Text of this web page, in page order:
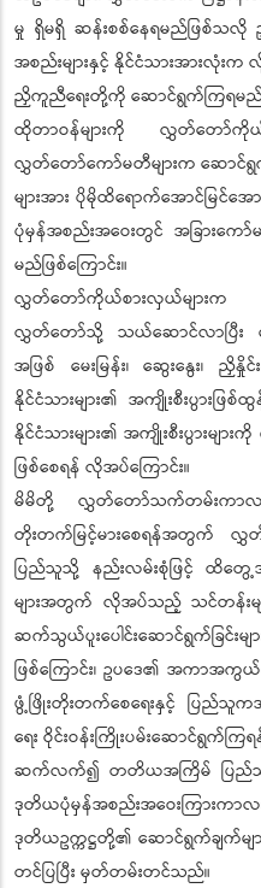
မှု ရှိမရှိ ဆန်းစစ်နေရမည်ဖြစ်သလို
အစည်းများနှင့် နိုင်ငံသားအားလုံး
ညှိကူညီရေးတို့ကို ဆောင်ရွက်ကြရမည်ဖ
ထိုတာဝန်များကို လွှတ်တော်ကိုယ်
လွှတ်တော်ကော်မတီများက ဆောင်ရွ
များအား ပိုမိုထိရောက်အောင်မြ
ပုံမှန်အစည်းအဝေးတွင် အခြားကေ
မည်ဖြစ်ကြောင်း။
လွှတ်တော်ကိုယ်စားလှယ်များက
လွှတ်တော်သို့ သယ်ဆောင်လာပြီး မေး
အဖြစ် မေးမြန်း၊ ဆွေးနွေး၊ ညှိ
နိုင်ငံသားများ၏ အကျိုးစီးပွားဖြ
နိုင်ငံသားများ၏ အကျိုးစီးပွားမျ
ဖြစ်စေရန် လိုအပ်ကြောင်း။
မိမိတို့ လွှတ်တော်သက်တမ်းကာ
တိုးတက်မြင့်မားစေရန်အတွက် လွှတ်
ပြည်သူသို့ နည်းလမ်းစုံဖြင့် ထိတွေ့
များအတွက် လိုအပ်သည့် သင်တန်းများ
ဆက်သွယ်ပူးပေါင်းဆောင်ရွက်ခြင်
ဖြစ်ကြောင်း၊ ဥပဒေ၏ အကာအကွယ်
ဖွံ့ဖြိုးတိုးတက်စေရေးနှင့် ပြည်သူက
ရေး ဝိုင်းဝန်းကြိုးပမ်းဆောင်ရွက်က
ဆက်လက်၍ တတိယအကြိမ် ပြည်သူ့
ဒုတိယပုံမှန်အစည်းအဝေးကြားက
ဒုတိယဥက္ကဋ္ဌတို့၏ ဆောင်ရွက်ချက်မ
တင်ပြပြီး မှတ်တမ်းတင်သည်။